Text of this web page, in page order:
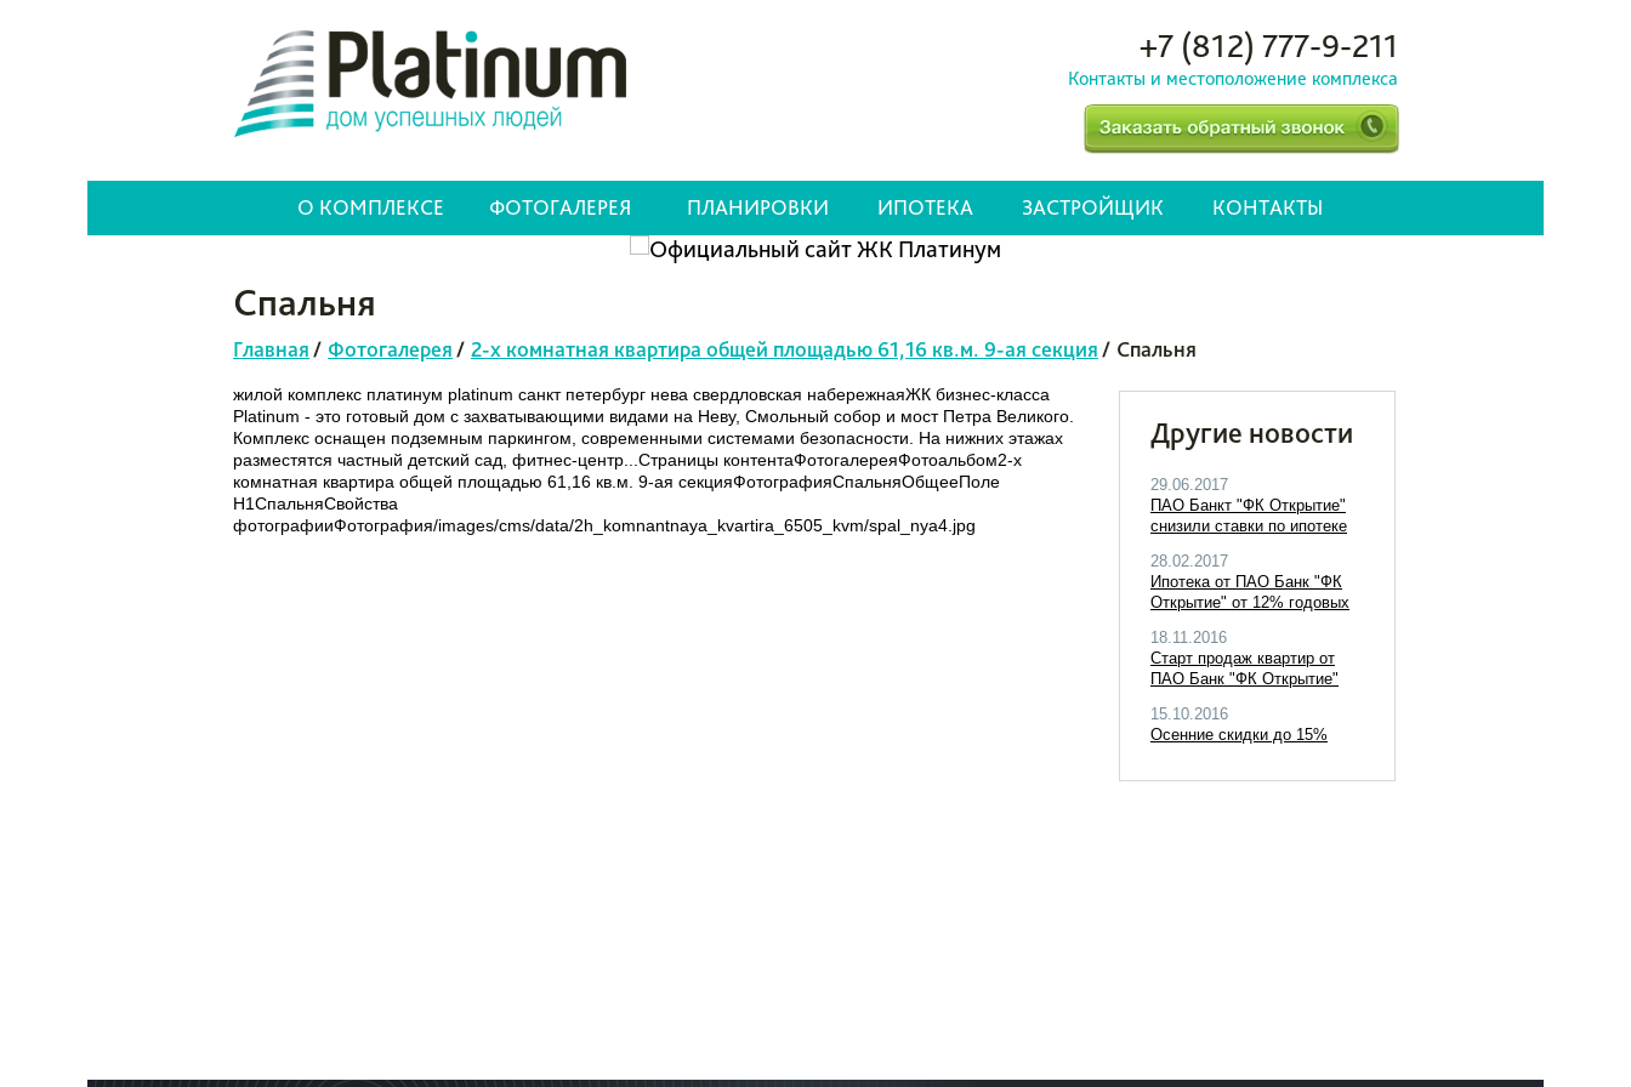
+7 (812) 777-9-211
Контакты и местоположение комплекса
О КОМПЛЕКСЕ ФОТОГАЛЕРЕЯ ПЛАНИРОВКИ ИПОТЕКА ЗАСТРОЙЩИК КОНТАКТЫ
Спальня
Главная / Фотогалерея / 2-х комнатная квартира общей площадью 61,16 кв.м. 9-ая секция / Спальня
Другие новости
29.06.2017
ПАО Банкт "ФК Открытие"
снизили ставки по ипотеке
28.02.2017
Ипотека от ПАО Банк "ФК
Открытие" от 12% годовых
18.11.2016
Старт продаж квартир от
ПАО Банк "ФК Открытие"
15.10.2016
Осенние скидки до 15%
жилой комплекс платинум platinum санкт петербург нева свердловская набережнаяЖК бизнес-класса
Platinum - это готовый дом с захватывающими видами на Неву, Смольный собор и мост Петра Великого.
Комплекс оснащен подземным паркингом, современными системами безопасности. На нижних этажах
разместятся частный детский сад, фитнес-центр...Страницы контентаФотогалереяФотоальбом2-х
комнатная квартира общей площадью 61,16 кв.м. 9-ая секцияФотографияСпальняОбщееПоле
H1СпальняСвойства
фотографииФотография/images/cms/data/2h_komnantnaya_kvartira_6505_kvm/spal_nya4.jpg